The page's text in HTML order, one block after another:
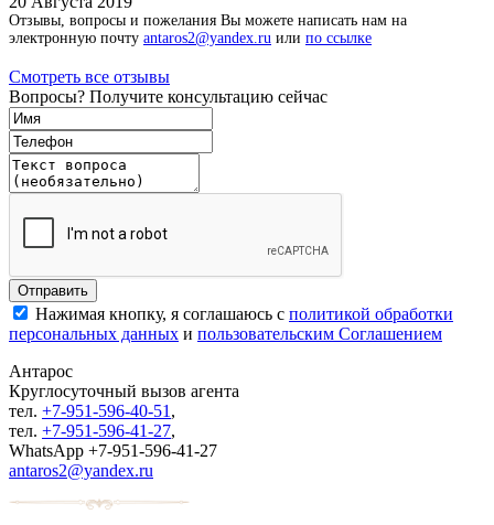
Отзывы, вопросы и пожелания Вы можете написать нам на
электронную почту antaros2@yandex.ru или по ссылке
Смотреть все отзывы
Вопросы? Получите консультацию сейчас
Нажимая кнопку, я соглашаюсь с политикой обработки
персональных данных и пользовательским Соглашением
Антарос
Круглосуточный вызов агента
тел. +7-951-596-40-51 ,
тел. +7-951-596-41-27,
WhatsApp +7-951-596-41-27
antaros2@yandex.ru